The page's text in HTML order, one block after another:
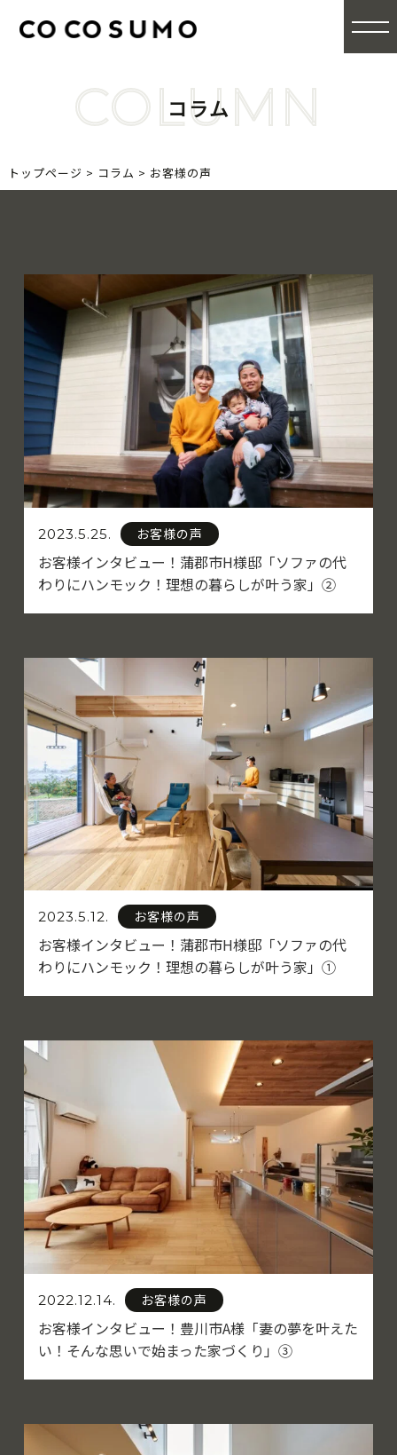
COLUMN
コラム
トップページ > コラム > お客様の声
2023.5.25. お客様の声
お客様インタビュー！蒲郡市H様邸「ソファの代
わりにハンモック！理想の暮らしが叶う家」②
2023.5.12. お客様の声
お客様インタビュー！蒲郡市H様邸「ソファの代
わりにハンモック！理想の暮らしが叶う家」①
2022.12.14. お客様の声
お客様インタビュー！豊川市A様「妻の夢を叶えた
い！そんな思いで始まった家づくり」③